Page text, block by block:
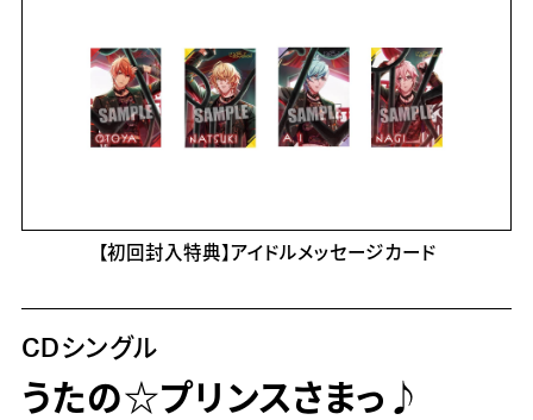
【初回封入特典】アイドルメッセージカード
CDシングル
うたの☆プリンスさまっ♪